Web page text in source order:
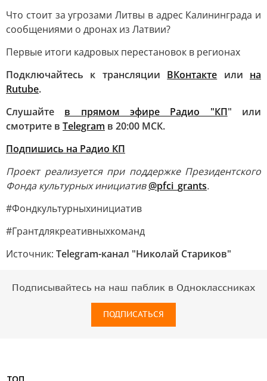
Что стоит за угрозами Литвы в адрес Калининграда и
сообщениями о дронах из Латвии?
Первые итоги кадровых перестановок в регионах
Подключайтесь к трансляции ВКонтакте или на
Rutube.
Слушайте в прямом эфире Радио "КП" или
смотрите в Telegram в 20:00 МСК.
Подпишись на Радио КП
Проект реализуется при поддержке Президентского
Фонда культурных инициатив@pfci_grants.
#Фондкультурныхинициатив
#Грантдлякреативныхкоманд
Источник: Telegram-канал "Николай Стариков"
Подписывайтесь на наш паблик в Одноклассниках
ПОДПИСАТЬСЯ